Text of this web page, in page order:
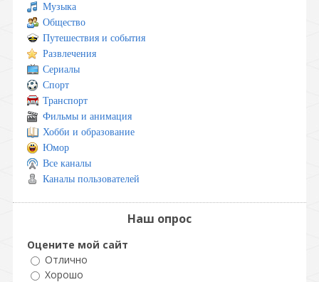
Музыка
Общество
Путешествия и события
Развлечения
Сериалы
Спорт
Транспорт
Фильмы и анимация
Хобби и образование
Юмор
Все каналы
Каналы пользователей
Наш опрос
Оцените мой сайт
Отлично
Хорошо